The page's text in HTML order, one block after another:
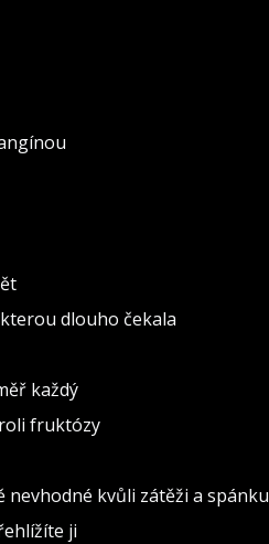
dlouho čekala
každý
fruktózy
kvůli zátěži a spánku
ji